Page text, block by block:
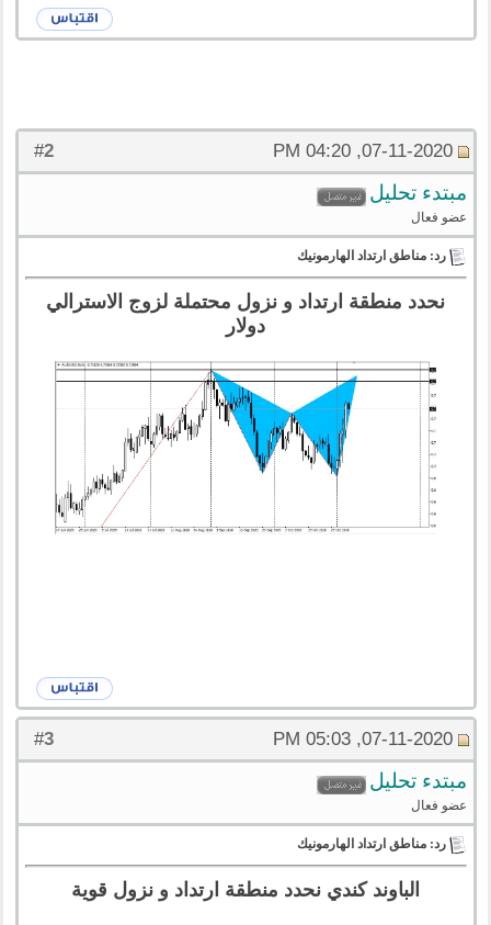
#
2 07-11-2020, 04:20 PM
مبتدء تحليل
عضو فعال
رد: مناطق ارتداد الهارمونيك
نحدد منطقة ارتداد و نزول محتملة لزوج الاسترالي
دولار
#
3 07-11-2020, 05:03 PM
مبتدء تحليل
عضو فعال
رد: مناطق ارتداد الهارمونيك
الباوند كندي نحدد منطقة ارتداد و نزول قوية